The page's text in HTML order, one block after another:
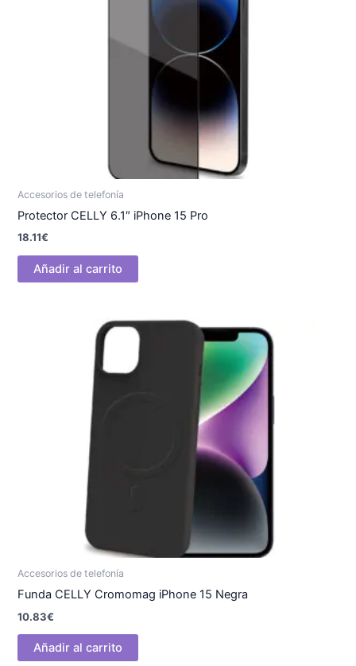
Accesorios de telefonía
Protector CELLY 6.1″ iPhone 15 Pro
18.11€
Añadir al carrito
Accesorios de telefonía
Funda CELLY Cromomag iPhone 15 Negra
10.83€
Añadir al carrito